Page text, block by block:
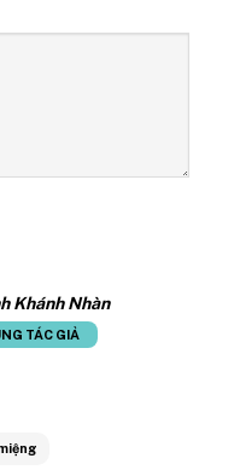
Khánh Nhàn
TÁC GIẢ